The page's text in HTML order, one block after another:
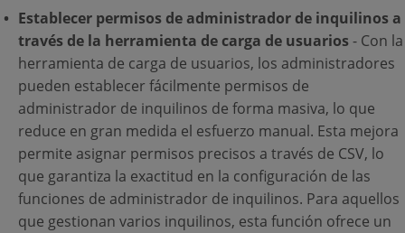
Establecer permisos de administrador de inquilinos a
través de la herramienta de carga de usuarios- Con la
herramienta de carga de usuarios, los administradores
pueden establecer fácilmente permisos de
administrador de inquilinos de forma masiva, lo que
reduce en gran medida el esfuerzo manual. Esta mejora
permite asignar permisos precisos a través de CSV, lo
que garantiza la exactitud en la configuración de las
funciones de administrador de inquilinos. Para aquellos
que gestionan varios inquilinos, esta función ofrece un